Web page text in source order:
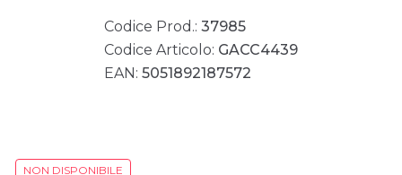
Codice Prod.: 37985
Codice Articolo: GACC4439
EAN: 5051892187572
NON DISPONIBILE